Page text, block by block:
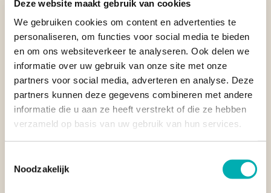
Deze website maakt gebruik van cookies
We gebruiken cookies om content en advertenties te
personaliseren, om functies voor social media te bieden
en om ons websiteverkeer te analyseren. Ook delen we
informatie over uw gebruik van onze site met onze
partners voor social media, adverteren en analyse. Deze
partners kunnen deze gegevens combineren met andere
informatie die u aan ze heeft verstrekt of die ze hebben
verzameld op basis van uw gebruik van hun services.
Noodzakelijk
beschikbaarheid.Vraag onze reisspecialistennaar de
mogelijkheden.Bekijk ook onze voorbeeldreizen Filipijnen
voor meer inspiratie."
"Undiscovered is een reisorganisatie metmeer dan 15
jaar ervaringin het organiseren van rondreizen naar de
Filipijnen."